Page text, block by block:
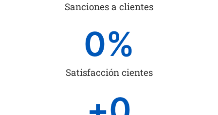
Sanciones a clientes
Satisfacción cientes
0%